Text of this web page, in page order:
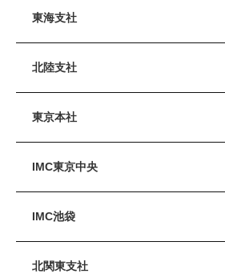
東海支社
北陸支社
東京本社
IMC東京中央
IMC池袋
北関東支社